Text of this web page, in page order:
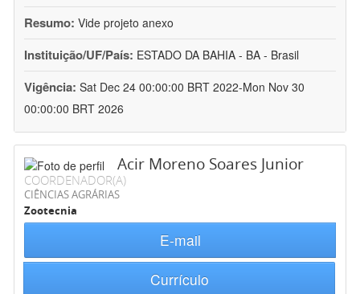
Resumo: Vide projeto anexo
Instituição/UF/País: ESTADO DA BAHIA - BA - Brasil
Vigência: Sat Dec 24 00:00:00 BRT 2022-Mon Nov 30
00:00:00 BRT 2026
Acir Moreno Soares Junior
COORDENADOR(A)
CIÊNCIAS AGRÁRIAS
Zootecnia
E-mail
Currículo